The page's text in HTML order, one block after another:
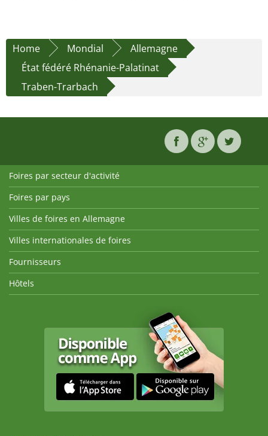
Home Mondial
Allemagne
État fédéré Rhénanie-Palatinat
Traben-Trarbach
Foires par secteur d'activité
Foires par pays
Villes de foires en Allemagne
Villes internationales de foires
Fournisseurs
Hôtels